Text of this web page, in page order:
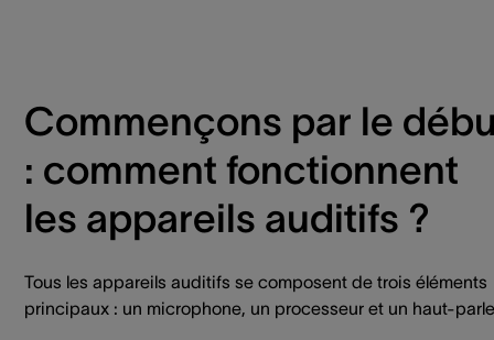
Commençons par le
: comment fonctionnent
les appareils auditifs ?
Tous les appareils auditifs se composent de trois éléments
principaux : un microphone, un processeur et un haut-